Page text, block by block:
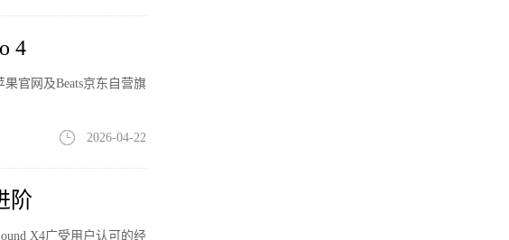
4
官网及Beats京东自营旗
2026-04-22
阶
X4广受用户认可的经